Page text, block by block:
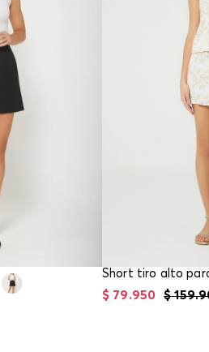
Short tiro alto
$ 159.
$ 79.950